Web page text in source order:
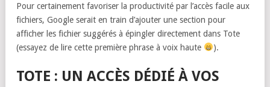
Pour certainement favoriser la productivité par l’accès facile aux
fichiers, Google serait en train d’ajouter une section pour
afficher les fichier suggérés à épingler directement dans Tote
(essayez de lire cette première phrase à voix haute
).
TOTE : UN ACCÈS DÉDIÉ À VOS